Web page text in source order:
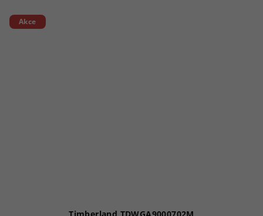
Akce
Timberland TDWGA9000702M